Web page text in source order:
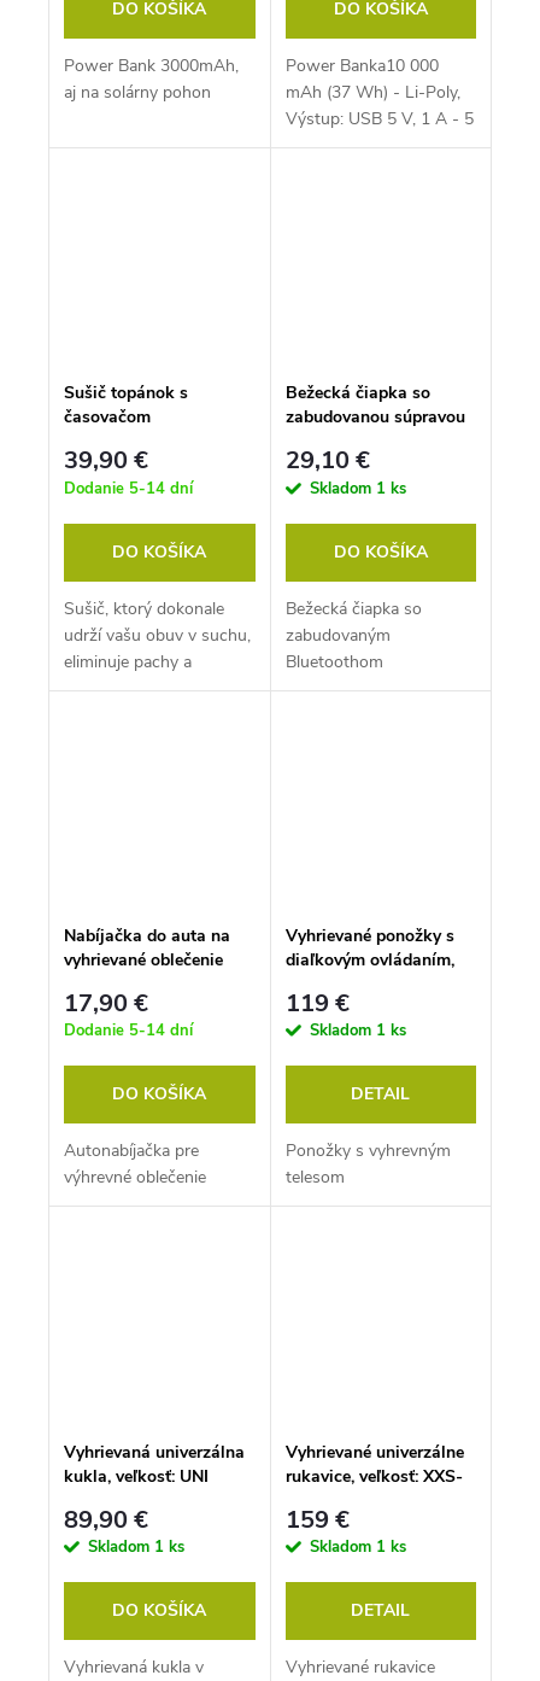
DO KOŠÍKA
Power Bank 3000mAh,
aj na solárny pohon
DO KOŠÍKA
Power Banka10 000
mAh (37 Wh) - Li-Poly,
Výstup: USB 5 V, 1 A - 5
V, 2,4 A
Sušič topánok s
časovačom
39,90 €
Dodanie 5-14 dní
DO KOŠÍKA
Sušič, ktorý dokonale
udrží vašu obuv v suchu,
eliminuje pachy a
baktérie.
Bežecká čiapka so
zabudovanou súpravou
29,10 €
Skladom 1 ks
DO KOŠÍKA
Bežecká čiapka so
zabudovaným
Bluetoothom
Nabíjačka do auta na
vyhrievané oblečenie
17,90 €
Dodanie 5-14 dní
DO KOŠÍKA
Autonabíjačka pre
výhrevné oblečenie
Vyhrievané ponožky s
diaľkovým ovládaním,
119 €
Skladom 1 ks
DETAIL
Ponožky s vyhrevným
telesom
Vyhrievaná univerzálna
kukla, veľkosť: UNI
89,90 €
Skladom 1 ks
DO KOŠÍKA
Vyhrievaná kukla v
Vyhrievané univerzálne
rukavice, veľkosť: XXS-
159 €
Skladom 1 ks
DETAIL
Vyhrievané rukavice